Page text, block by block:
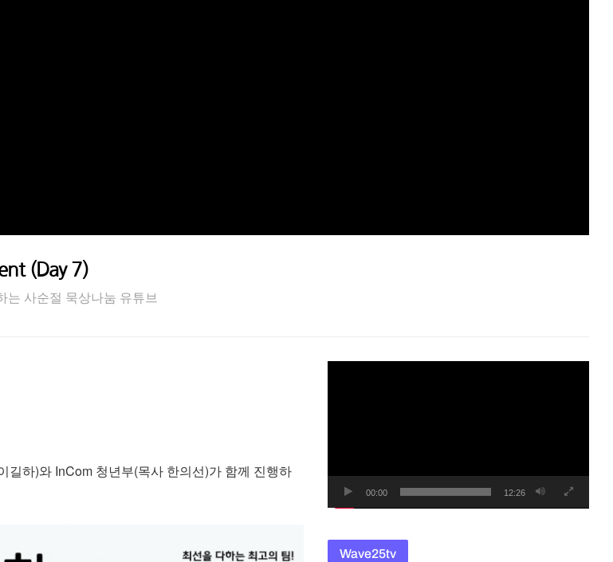
(Day 7)
는 사순절 묵상나눔 유튜브
길하)와 InCom 청년부(목사 한의선)가 함께 진행하
00:00 12:26
Wave25tv